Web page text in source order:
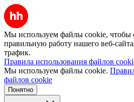
Мы используем файлы cookie, чтобы
правильную работу нашего веб-
трафик.
Правила использования файлов
Мы используем файлы cookie.
файлов cookie
Понятно